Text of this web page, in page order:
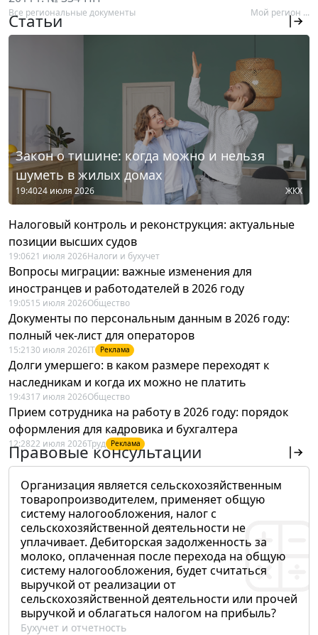
Все региональные документы Мой регион ...
Статьи
Закон о тишине: когда можно и нельзя
шуметь в жилых домах
19:4024 июля 2026 ЖКХ
Налоговый контроль и реконструкция: актуальные
позиции высших судов
19:0621 июля 2026Налоги и бухучет
Вопросы миграции: важные изменения для
иностранцев и работодателей в 2026 году
19:0515 июля 2026Общество
Документы по персональным данным в 2026 году:
полный чек-лист для операторов
15:21 30 июля 2026IT Реклама
Долги умершего: в каком размере переходят к
наследникам и когда их можно не платить
19:4317 июля 2026Общество
Прием сотрудника на работу в 2026 году: порядок
оформления для кадровика и бухгалтера
12:2822 июля 2026Труд Реклама
Правовые консультации
Организация является сельскохозяйственным
товаропроизводителем, применяет общую
систему налогообложения, налог с
сельскохозяйственной деятельности не
уплачивает. Дебиторская задолженность за
молоко, оплаченная после перехода на общую
систему налогообложения, будет считаться
выручкой от реализации от
сельскохозяйственной деятельности или прочей
выручкой и облагаться налогом на прибыль?
Бухучет и отчетность